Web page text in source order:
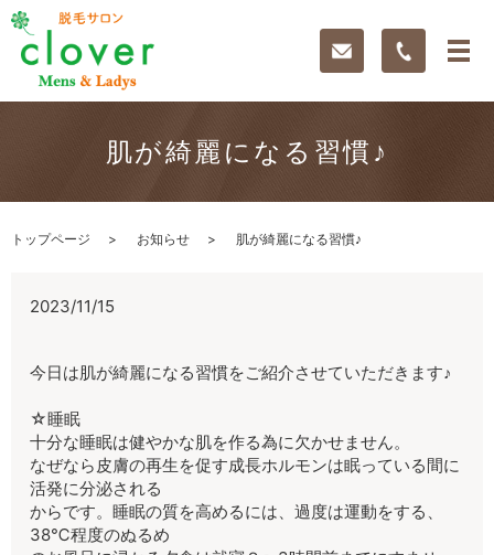
肌が綺麗になる習慣♪
トップページ お知らせ 肌が綺麗になる習慣♪
2023/11/15
今日は肌が綺麗になる習慣をご紹介させていただきます♪
☆睡眠
十分な睡眠は健やかな肌を作る為に欠かせません。
なぜなら皮膚の再生を促す成長ホルモンは眠っている間に
活発に分泌される
からです。睡眠の質を高めるには、過度は運動をする、
38℃程度のぬるめ